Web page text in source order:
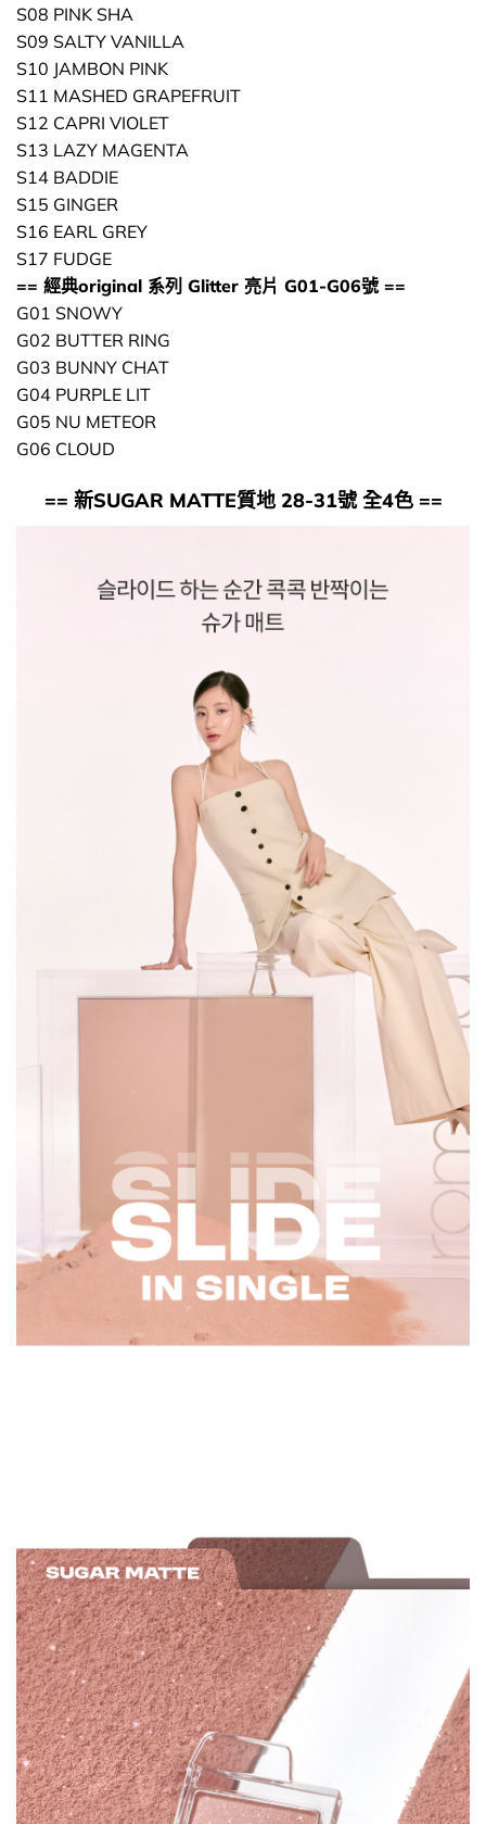
S08 PINK SHA
S09 SALTY VANILLA
S10 JAMBON PINK
S11 MASHED GRAPEFRUIT
S12 CAPRI VIOLET
S13 LAZY MAGENTA
S14 BADDIE
S15 GINGER
S16 EARL GREY
S17 FUDGE
== 經典original 系列 Glitter 亮片 G01-G06號 ==
G01 SNOWY
G02 BUTTER RING
G03 BUNNY CHAT
G04 PURPLE LIT
G05 NU METEOR
G06 CLOUD
== 新SUGAR MATTE質地 28-31號 全4色 ==